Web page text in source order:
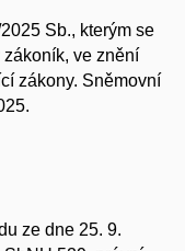
Sb., kterým se
ve znění
zákony. Sněmovní
ze dne 25. 9.